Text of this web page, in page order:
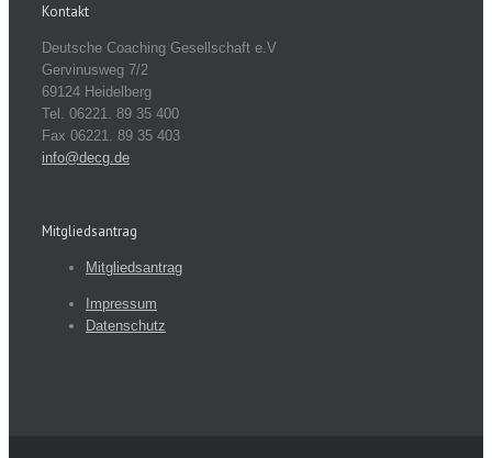
Kontakt
Deutsche Coaching Gesellschaft e.V
Gervinusweg 7/2
69124 Heidelberg
Tel. 06221. 89 35 400
Fax 06221. 89 35 403
info@decg.de
Mitgliedsantrag
Mitgliedsantrag
Impressum
Datenschutz